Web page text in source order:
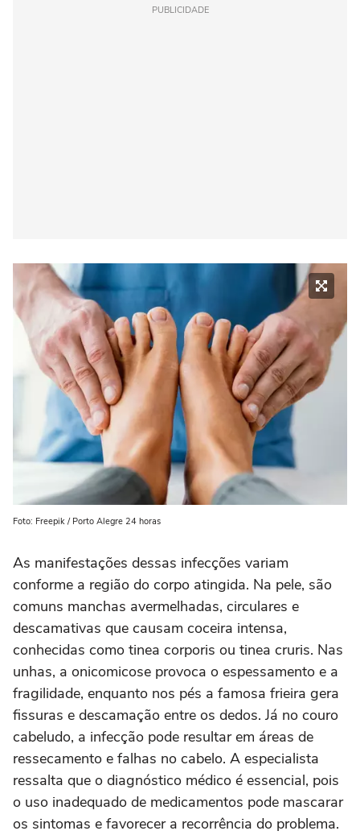
PUBLICIDADE
Foto: Freepik / Porto Alegre 24 horas
As manifestações dessas infecções variam
conforme a região do corpo atingida. Na pele, são
comuns manchas avermelhadas, circulares e
descamativas que causam coceira intensa,
conhecidas como tinea corporis ou tinea cruris. Nas
unhas, a onicomicose provoca o espessamento e a
fragilidade, enquanto nos pés a famosa frieira gera
fissuras e descamação entre os dedos. Já no couro
cabeludo, a infecção pode resultar em áreas de
ressecamento e falhas no cabelo. A especialista
ressalta que o diagnóstico médico é essencial, pois
o uso inadequado de medicamentos pode mascarar
os sintomas e favorecer a recorrência do problema.